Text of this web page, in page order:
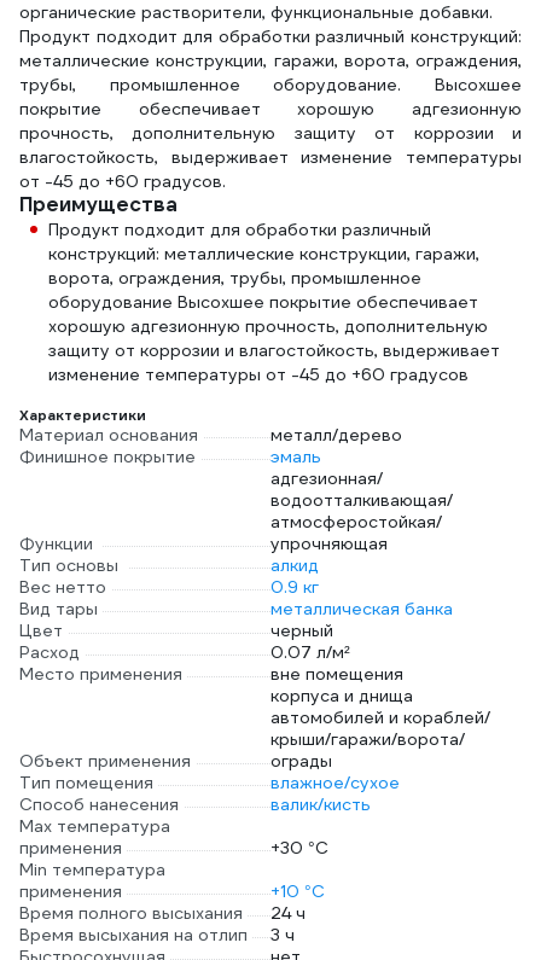
органические растворители, функциональные добавки.
Продукт подходит для обработки различный конструкций:
металлические конструкции, гаражи, ворота, ограждения,
трубы, промышленное оборудование. Высохшее
покрытие обеспечивает хорошую адгезионную
прочность, дополнительную защиту от коррозии и
влагостойкость, выдерживает изменение температуры
от -45 до +60 градусов.
Преимущества
Продукт подходит для обработки различный
конструкций: металлические конструкции, гаражи,
ворота, ограждения, трубы, промышленное
оборудование Высохшее покрытие обеспечивает
хорошую адгезионную прочность, дополнительную
защиту от коррозии и влагостойкость, выдерживает
изменение температуры от -45 до +60 градусов
Характеристики
Материал основания
металл/дерево
Финишное покрытие
эмаль
Функции
адгезионная/
водоотталкивающая/
атмосферостойкая/
упрочняющая
Тип основы
алкид
Вес нетто
0.9 кг
Вид тары
металлическая банка
Цвет
черный
Расход
0.07 л/м²
Место применения
вне помещения
Объект применения
корпуса и днища
автомобилей и кораблей/
крыши/гаражи/ворота/
ограды
Тип помещения
влажное/сухое
Способ нанесения
валик/кисть
Max температура
применения
+30 °С
Min температура
применения
+10 °С
Время полного высыхания
24 ч
Время высыхания на отлип
3 ч